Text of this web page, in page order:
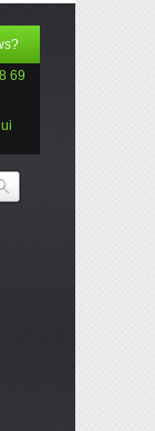
69